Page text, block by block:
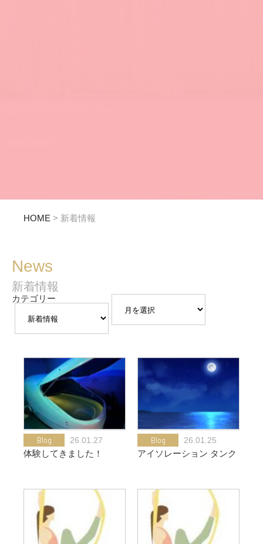
HOME 新着情報
News
新着情報
カテゴリー
Blog 26.01.27
体験してきました！
Blog 26.01.25
アイソレーション タンク